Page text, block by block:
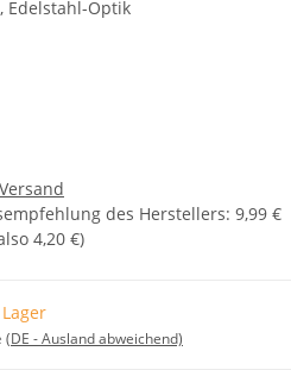
Edelstahl-Optik
Versand
des Herstellers: 9,99 €
4,20 €)
(DE - Ausland abweichend)